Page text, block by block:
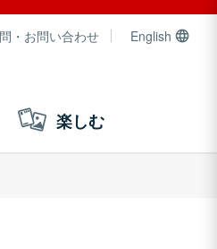
・お問い合わせ English
楽しむ